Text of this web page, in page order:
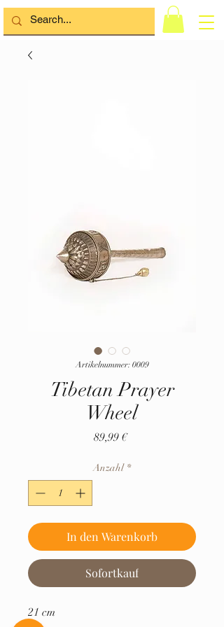
Artikelnummer: 0009
Tibetan Prayer
Wheel
89,99 €Preis
Anzahl *
In den Warenkorb
Sofortkauf
21 cm